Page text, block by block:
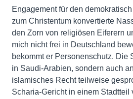
Engagement für den
zum Christentum konvertierte
den Zorn von religiösen Eiferern
mich nicht frei in Deutschland
bekommt er Personenschutz. Die
in Saudi-Arabien, sondern auch
islamisches Recht teilweise
Scharia-Gericht in einem Stadtteil